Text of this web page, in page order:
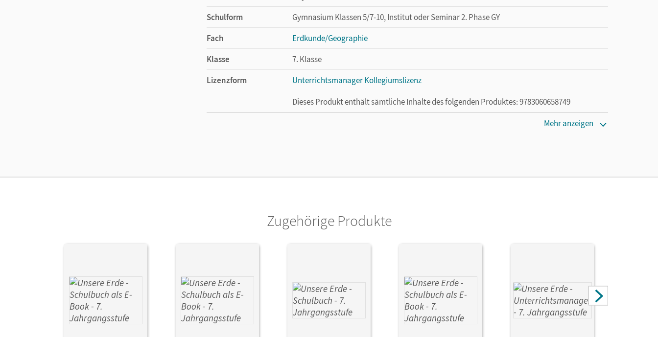
Schulform
Gymnasium Klassen 5/7-10, Institut oder Seminar 2. Phase GY
Fach
Erdkunde/Geographie
Klasse
7. Klasse
Lizenzform
Unterrichtsmanager Kollegiumslizenz
Dieses Produkt enthält sämtliche Inhalte des folgenden Produktes: 9783060658749
Verlag
Cornelsen Verlag
Mehr anzeigen
Zugehörige Produkte